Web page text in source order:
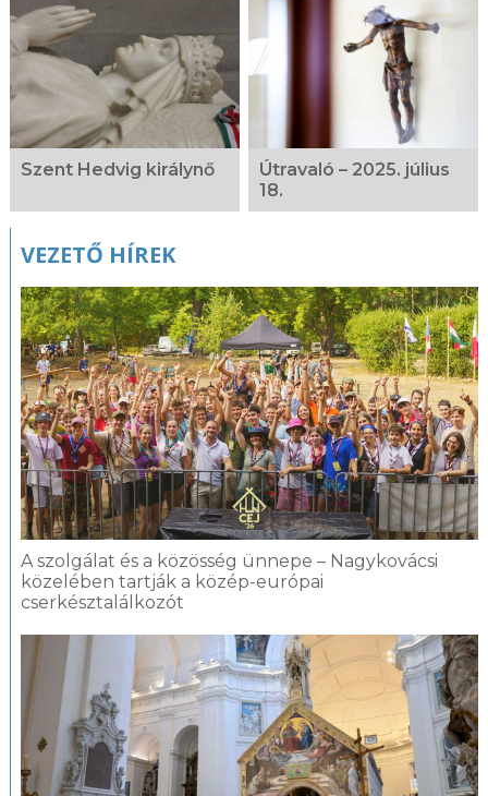
Kapcsolódó
fotógaléria
Szent Hedvig királynő
Útravaló – 2025. július
18.
VEZETŐ HÍREK
A szolgálat és a közösség ünnepe – Nagykovácsi
közelében tartják a közép-európai
cserkésztalálkozót